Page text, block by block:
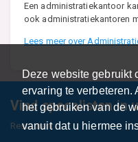
Deze website gebruikt
ervaring te verbeteren.
het gebruiken van de
vanuit dat u hiermee
Een administratiekantoor
ook administratiekantoren
Lees meer over
Vind specalisten in
Restaurant